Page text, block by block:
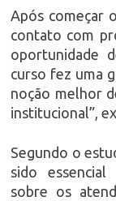
Após começar
contato com
oportunidade
curso fez uma
noção melhor
institucional”,
Segundo o
sido essencial
sobre os